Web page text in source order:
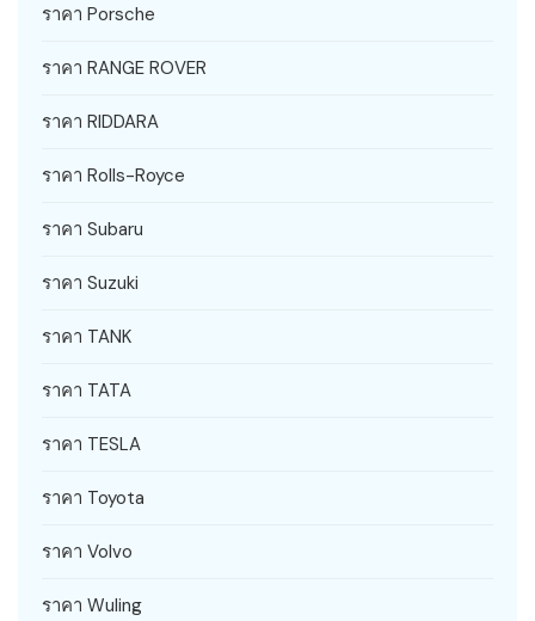
ราคา Porsche
ราคา RANGE ROVER
ราคา RIDDARA
ราคา Rolls-Royce
ราคา Subaru
ราคา Suzuki
ราคา TANK
ราคา TATA
ราคา TESLA
ราคา Toyota
ราคา Volvo
ราคา Wuling